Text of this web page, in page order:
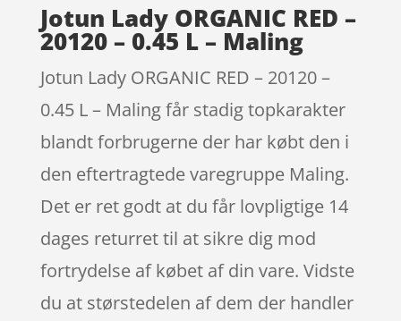
Jotun Lady ORGANIC RED –
20120 – 0.45 L – Maling
Jotun Lady ORGANIC RED – 20120 –
0.45 L – Maling får stadig topkarakter
blandt forbrugerne der har købt den i
den eftertragtede varegruppe Maling.
Det er ret godt at du får lovpligtige 14
dages returret til at sikre dig mod
fortrydelse af købet af din vare. Vidste
du at størstedelen af dem der handler